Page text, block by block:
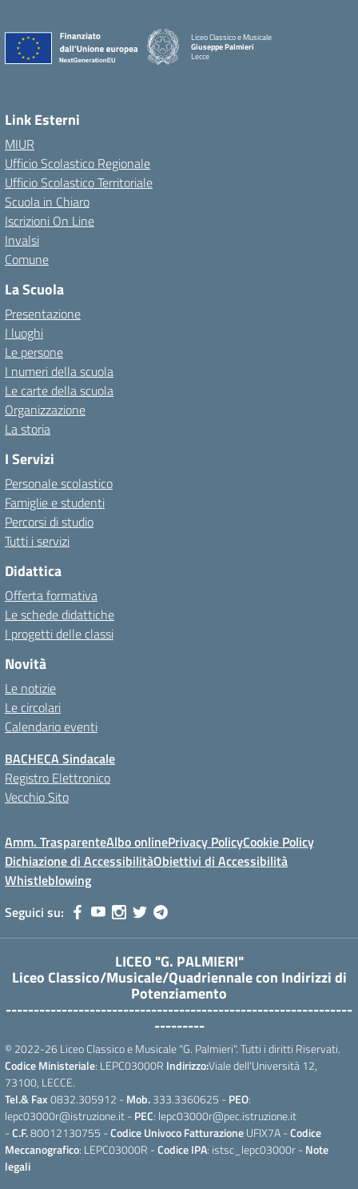
Liceo Classico e Musicale
Giuseppe Palmieri
Lecce
Link Esterni
MIUR
Ufficio Scolastico Regionale
Ufficio Scolastico Territoriale
Scuola in Chiaro
Iscrizioni On Line
Invalsi
Comune
La Scuola
Presentazione
I luoghi
Le persone
I numeri della scuola
Le carte della scuola
Organizzazione
La storia
I Servizi
Personale scolastico
Famiglie e studenti
Percorsi di studio
Tutti i servizi
Didattica
Offerta formativa
Le schede didattiche
I progetti delle classi
Novità
Le notizie
Le circolari
Calendario eventi
BACHECA Sindacale
Registro Elettronico
Vecchio Sito
Amm. TrasparenteAlbo onlinePrivacy PolicyCookie Policy
Dichiazione di AccessibilitàObiettivi di Accessibilità
Whistleblowing
Seguici su:
LICEO "G. PALMIERI"
Liceo Classico/Musicale/Quadriennale con Indirizzi di
Potenziamento
--------------------------------------------------------------
---------
© 2022-26 Liceo Classico e Musicale "G. Palmieri". Tutti i diritti Riservati.
Codice Ministeriale: LEPC03000R Indirizzo:Viale dell'Università 12,
73100, LECCE.
Tel.& Fax0832.305912 - Mob.333.3360625 - PEO:
lepc03000r@istruzione.it - PEC: lepc03000r@pec.istruzione.it
-C.F.80012130755 -Codice Univoco FatturazioneUFIX7A -Codice
Meccanografico: LEPC03000R -Codice IPA: istsc_lepc03000r - Note
legali